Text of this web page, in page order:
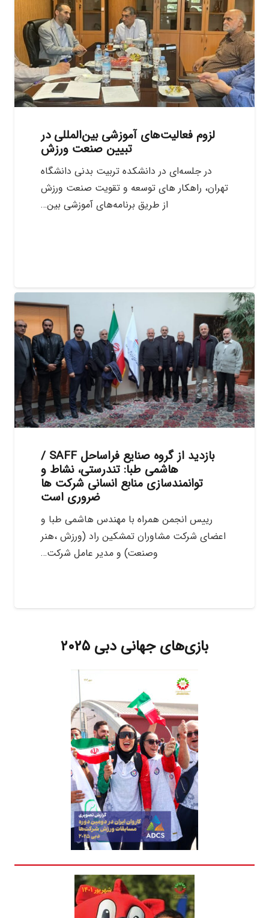
لزوم فعالیت‌های آموزشی بین‌المللی در
تبیین صنعت ورزش
در جلسه‌ای در دانشکده تربیت بدنی دانشگاه
تهران، راهکار های توسعه و تقویت صنعت ورزش
از طریق برنامه‌های آموز‌شی بین…
بازدید از گروه صنایع فراساحل SAFF /
هاشمی طبا: تندرستی، نشاط و
توانمندسازی منابع انسانی شرکت ها
ضروری است
رییس انجمن همراه با مهندس هاشمی طبا و
اعضای شرکت مشاوران تمشکین راد (ورزش ،هنر
وصنعت) و مدیر عامل شرکت…
بازی‌های جهانی دبی ۲۰۲۵